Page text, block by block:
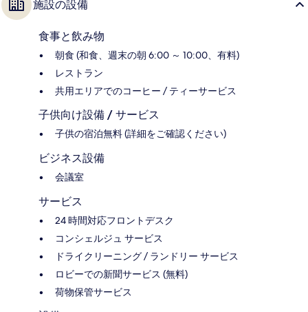
施設の設備
食事と飲み物
朝食 (和食、週末の朝 6:00 ～ 10:00、有料)
レストラン
共用エリアでのコーヒー / ティーサービス
子供向け設備 / サービス
子供の宿泊無料 (詳細をご確認ください)
ビジネス設備
会議室
サービス
24 時間対応フロントデスク
コンシェルジュ サービス
ドライクリーニング / ランドリー サービス
ロビーでの新聞サービス (無料)
荷物保管サービス